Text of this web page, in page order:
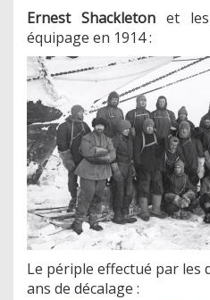
Ernest Shackletonet
équipage en 1914 :
Le périple effectué par les
ans de décalage :